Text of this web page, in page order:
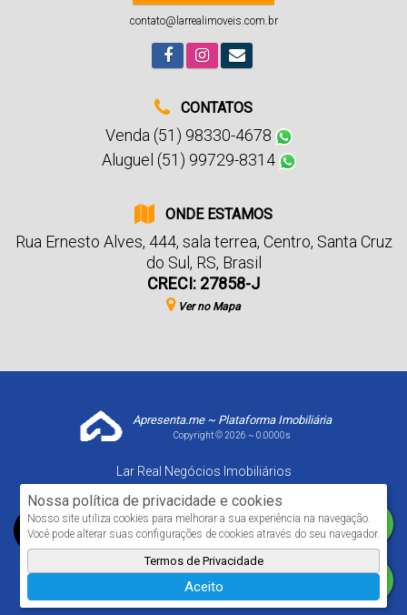
Nossa política de privacidade e cookies
Nosso site utiliza cookies para melhorar a sua experiência na navegação.
Você pode alterar suas configurações de cookies através do seu navegador.
Termos de Privacidade
Aceito
contato@larrealimoveis.com.br
CONTATOS
Venda (51) 98330-4678
Aluguel (51) 99729-8314
ONDE ESTAMOS
Rua Ernesto Alves, 444, sala terrea, Centro, Santa Cruz
do Sul , RS, Brasil
CRECI: 27858-J
Ver no Mapa
Apresenta.me ~ Plataforma Imobiliária
Copyright © 2026 ~ 0.0000s
Lar Real Negócios Imobiliários